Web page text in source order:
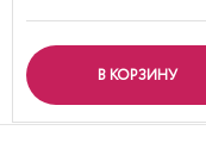
В КОРЗИНУ